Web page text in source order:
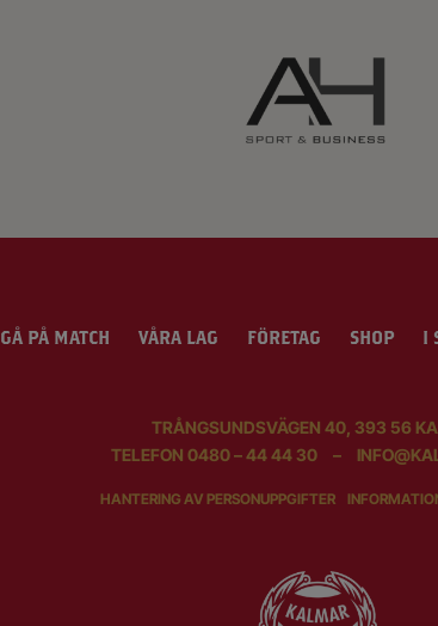
GÅ PÅ MATCH VÅRA LAG FÖRETAG SHOP I
TRÅNGSUNDSVÄGEN 40, 393 56
TELEFON 0480 – 44 44 30 –
HANTERING AV PERSONUPPGIFTER